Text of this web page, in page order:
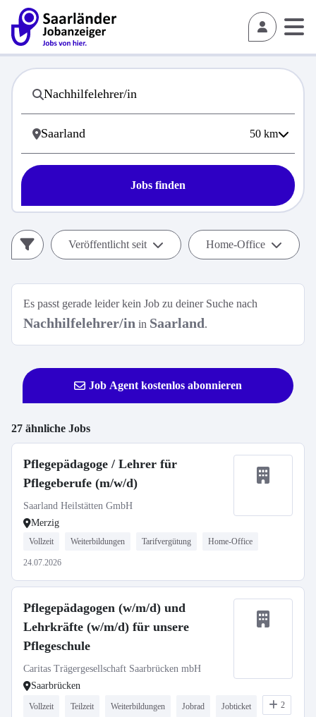
50 km
Jobs finden
Veröffentlicht seit Home-Office
Es passt gerade leider kein Job zu deiner Suche nach
Nachhilfelehrer/in in Saarland.
Job Agent kostenlos abonnieren
27 ähnliche Jobs
Pflegepädagoge / Lehrer für
Pflegeberufe (m/w/d)
Saarland Heilstätten GmbH
Merzig
Vollzeit Weiterbildungen Tarifvergütung Home-Office
24.07.2026
Pflegepädagogen (w/m/d) und
Lehrkräfte (w/m/d) für unsere
Pflegeschule
Caritas Trägergesellschaft Saarbrücken mbH
Saarbrücken
Vollzeit Teilzeit Weiterbildungen Jobrad Jobticket 2